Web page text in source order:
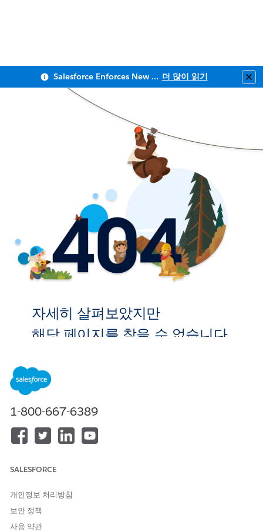
Salesforce Enforces New Security Requirements in Summer 2026 더 많이 읽기
자세히 살펴보았지만
해당 페이지를 찾을 수 없습니다.
1-800-667-6389
SALESFORCE
개인정보 처리방침
보안 정책
사용 약관